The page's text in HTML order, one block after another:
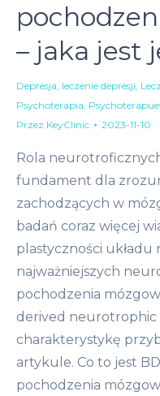
– jaka jest
Depresja, leczenie depresji,
Psychoterapia,
Przez KeyClinic 2023-11-10
Rola
fundament dla
zachodzących w
badań coraz więcej
plastyczności
najważniejszych
pochodzenia
derived
charakterystykę
artykule. Co to jest
pochodzenia